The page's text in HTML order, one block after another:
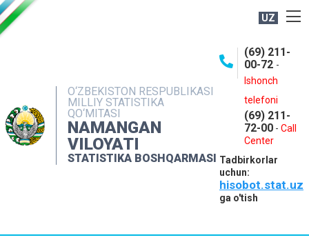
UZ
O‘ZBEKISTON RESPUBLIKASI
MILLIY STATISTIKA
QO‘MITASI
NAMANGAN
VILOYATI
STATISTIKA BOSHQARMASI
(69) 211-
00-72 -
Ishonch
telefoni
(69) 211-
72-00 - Call
Center
Tadbirkorlar
uchun:
hisobot.stat.uz
ga o'tish
NASHRLAR
INTERAKTIV XIZMATLAR
MATBUOT XIZMATI
MUROJAATLAR